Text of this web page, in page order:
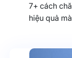
7+ cách
hiệu quả